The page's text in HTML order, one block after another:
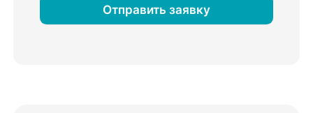
Отправить заявку